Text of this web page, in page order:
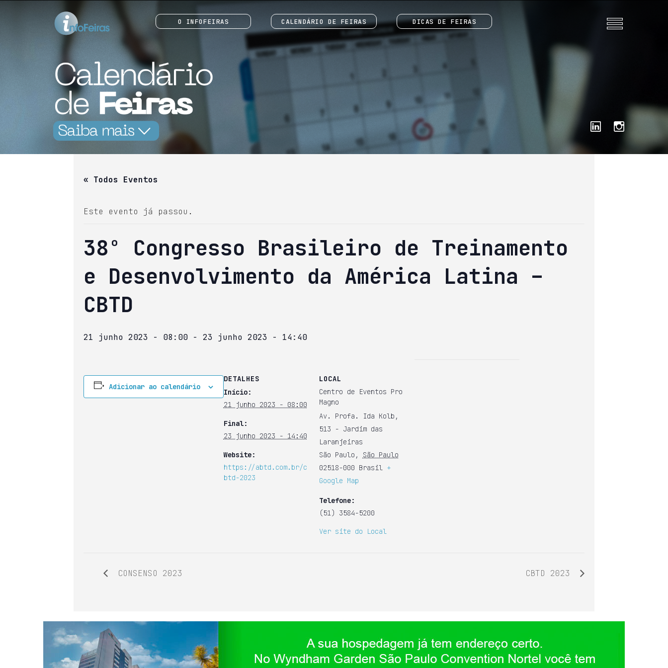
O INFOFEIRAS CALENDÁRIO DE FEIRAS DICAS DE FEIRAS
« Todos Eventos
Este evento já passou.
38º Congresso Brasileiro de Treinamento
e Desenvolvimento da América Latina –
CBTD
21 junho 2023 - 08:00 - 23 junho 2023 - 14:40
Adicionar ao calendário
DETALHES
Início:
21 junho 2023 - 08:00
Final:
23 junho 2023 - 14:40
Website:
https://abtd.com.br/c
btd-2023
LOCAL
Centro de Eventos Pro
Magno
Av. Profa. Ida Kolb,
513 - Jardim das
Laranjeiras
São Paulo ,
São Paulo
02518-000 Brasil +
Google Map
Telefone:
(51) 3584-5200
Ver site do Local
CONSENSO 2023 CBTD 2023